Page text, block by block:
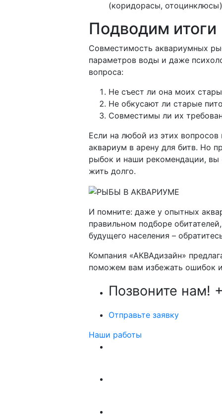
(коридорасы,
Подводим итоги
Совместимость аквариумных
параметров воды и даже
вопроса:
Не съест ли она моих
Не обкусают ли старые
Совместимы ли их
Если на любой из этих
аквариум в арену для битв. Но
рыбок и наши рекомендации, вы
жить долго.
И помните: даже у опытных
правильном подборе
будущего населения –
Компания «АКВАдизайн»
поможем вам избежать ошибок
Позвоните нам!
Отправьте заявку
Наши работы